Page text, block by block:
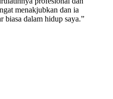
menakjubkan dan ia
biasa dalam hidup saya.”